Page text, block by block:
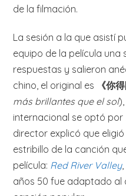
de la filmación.
La sesión a la que asistí
equipo de la película
respuestas y salieron
chino, el original es
《你
más brillantes que el sol
internacional se optó por
director explicó que
estribillo de la canción
película: Red River Valley
años 50 fue adaptado al